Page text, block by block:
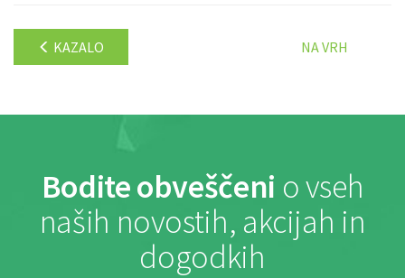
KAZALO NA VRH
Bodite obveščeni o vseh
naših novostih, akcijah in
dogodkih